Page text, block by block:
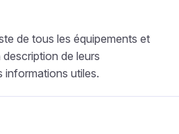
de tous les équipements et
de leurs
informations utiles.